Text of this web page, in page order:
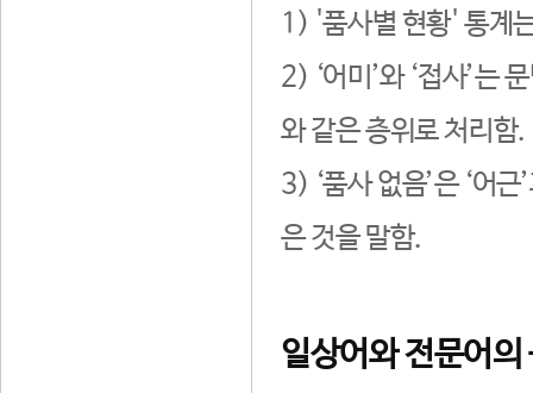
1) '품사별 현황' 통계
2) ‘어미’와 ‘접사’는
와 같은 층위로 처리함.
3) ‘품사 없음’은 ‘어
은 것을 말함.
일상어와 전문어의